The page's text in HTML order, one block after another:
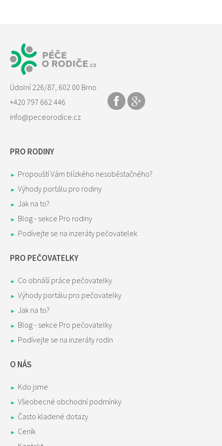
Údolní 226/87, 602 00 Brno
+420 797 662 446
info@peceorodice.cz
PRO RODINY
Propouští Vám blízkého nesoběstačného?
Výhody portálu pro rodiny
Jak na to?
Blog - sekce Pro rodiny
Podívejte se na inzeráty pečovatelek
PRO PEČOVATELKY
Co obnáší práce pečovatelky
Výhody portálu pro pečovatelky
Jak na to?
Blog - sekce Pro pečovatelky
Podívejte se na inzeráty rodin
O NÁS
Kdo jsme
Všeobecné obchodní podmínky
Často kladené dotazy
Ceník